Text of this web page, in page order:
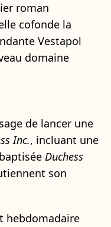
roman
cofonde la
Vestapol
domaine
de lancer une
Inc., incluant une
Duchess
son
hebdomadaire